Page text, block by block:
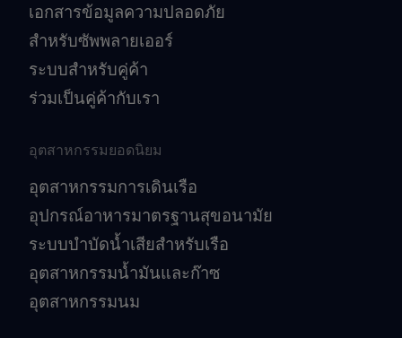
เอกสารข้อมูลความปลอดภัย
สำหรับซัพพลายเออร์
ระบบสำหรับคู่ค้า
ร่วมเป็นคู่ค้ากับเรา
อุตสาหกรรมยอดนิยม
อุตสาหกรรมการเดินเรือ
อุปกรณ์อาหารมาตรฐานสุขอนามัย
ระบบบำบัดน้ำเสียสำหรับเรือ
อุตสาหกรรมน้ำมันและก๊าซ
อุตสาหกรรมนม